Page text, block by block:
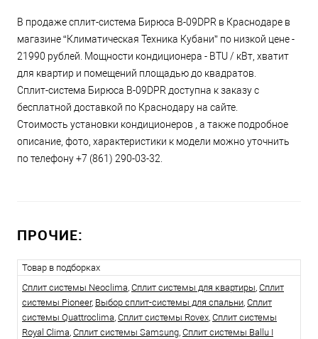
В продаже сплит-система Бирюса B-09DPR в Краснодаре в
магазине “Климатическая Техника Кубани” по низкой цене -
21990 рублей. Мощности кондиционера - BTU / кВт, хватит
для квартир и помещений площадью до квадратов.
Сплит-система Бирюса B-09DPR доступна к заказу с
бесплатной доставкой по Краснодару на сайте.
Стоимость установки кондиционеров , а также подробное
описание, фото, характеристики к модели можно уточнить
по телефону +7 (861) 290-03-32.
ПРОЧИЕ:
Товар в подборках
Сплит системы Neoclima, Сплит системы для квартиры, Сплит
системы Pioneer, Выбор сплит-системы для спальни, Сплит
системы Quattroclima, Сплит системы Rovex, Сплит системы
Royal Clima, Сплит системы Samsung, Сплит системы Ballu I